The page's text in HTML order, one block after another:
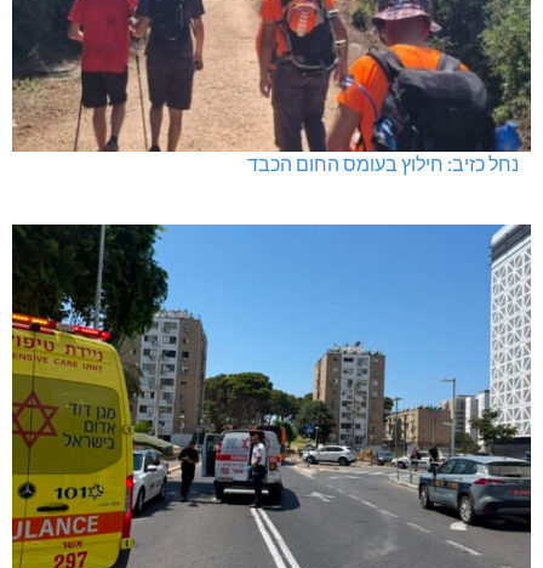
נחל כזיב: חילוץ בעומס החום הכבד